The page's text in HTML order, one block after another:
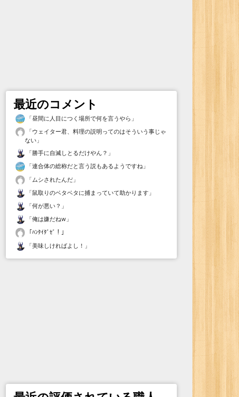
最近のコメント
「昼間に人目につく場所で何を言うやら 」
「ウェイター君、料理の説明ってのはそういう事じゃ
ない 」
「勝手に自滅しとるだけやん？ 」
「連合体の総称だと言う説もあるようですね 」
「 ムシされたんだ 」
「鼠取りのベタベタに捕まっていて助かります 」
「何が悪い？ 」
「俺は嫌だねw 」
「ﾊﾝﾀｲﾀﾞｾﾞ！ 」
「美味しければよし！ 」